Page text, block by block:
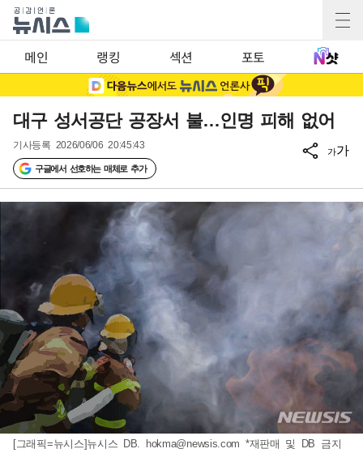
메인 랭킹 섹션 포토
대구 성서공단 공장서 불…인명 피해 없어
기사등록 2026/06/06 20:45:43
구글에서 선호하는 매체로 추가
가가
[그래픽=뉴시스]뉴시스 DB. hokma@newsis.com *재판매 및 DB 금지